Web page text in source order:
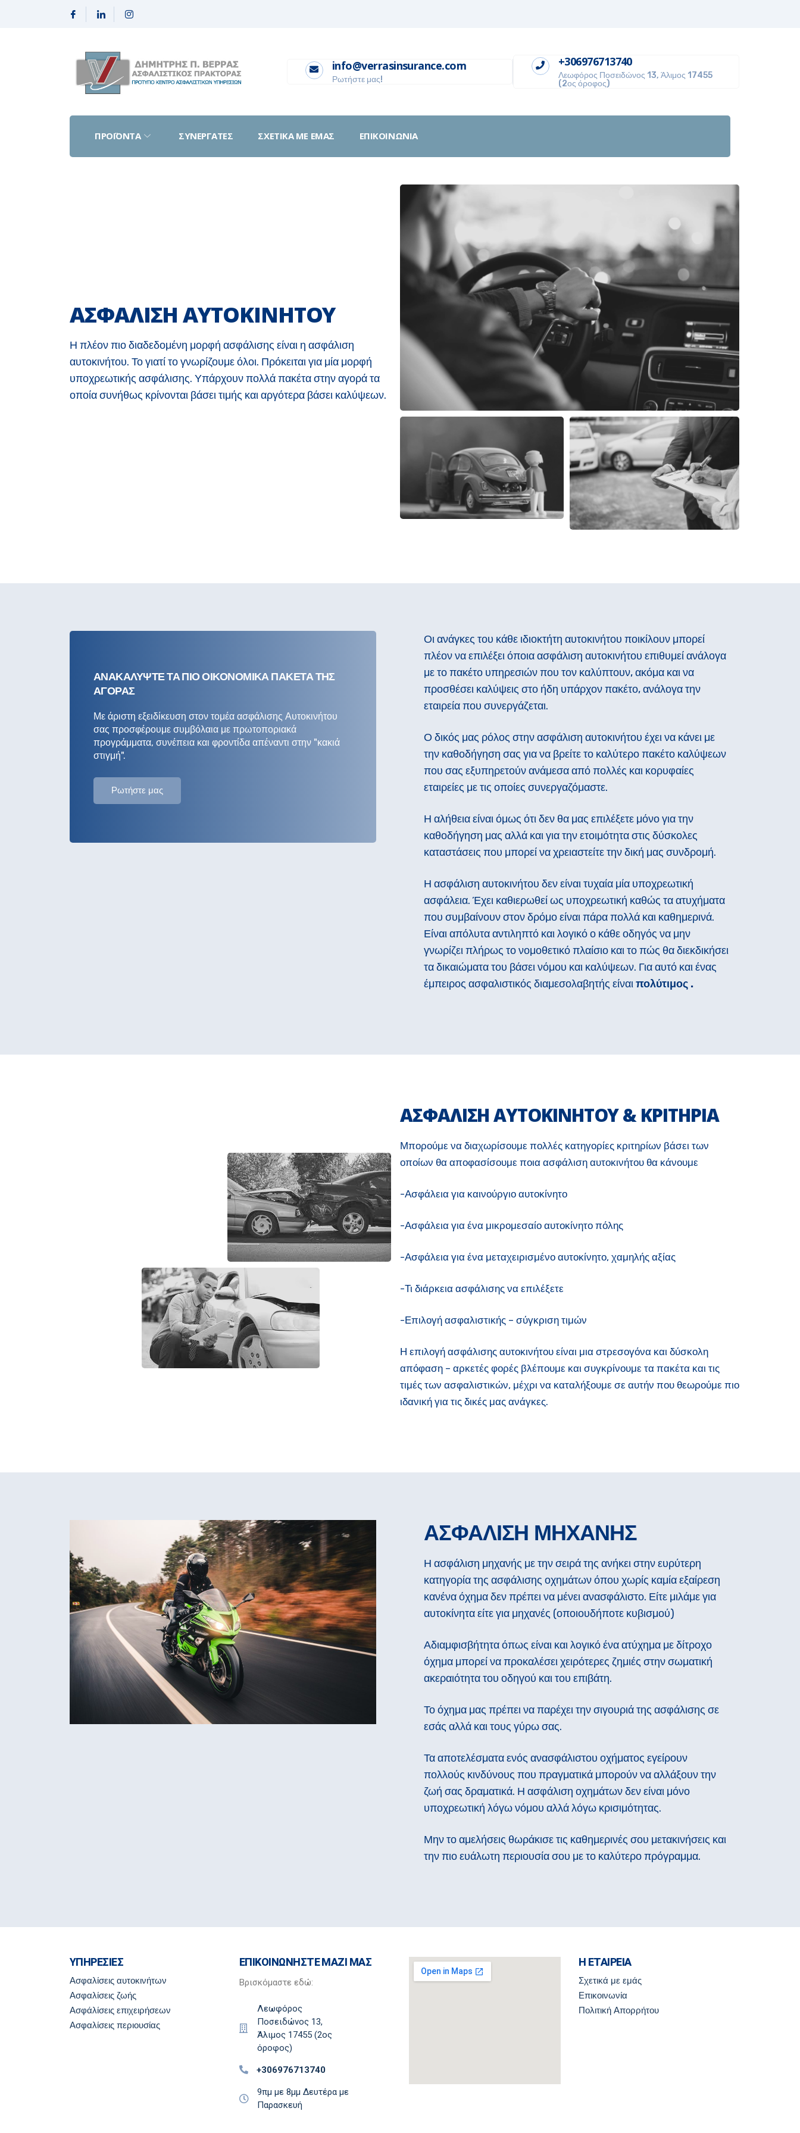
info@verrasinsurance.com
Ρωτήστε μας!
+306976713740
Λεωφόρος Ποσειδώνος 13, Άλιμος 17455
(2ος όροφος)
ΠΡΟΪΟΝΤΑ ΣΥΝΕΡΓΑΤΕΣ ΣΧΕΤΙΚΑ ΜΕ ΕΜΑΣ ΕΠΙΚΟΙΝΩΝΙΑ
ΑΣΦΑΛΙΣΗ ΑΥΤΟΚΙΝΗΤΟΥ
Η πλέον πιο διαδεδομένη μορφή ασφάλισης είναι η ασφάλιση
αυτοκινήτου. Το γιατί το γνωρίζουμε όλοι. Πρόκειται για μία μορφή
υποχρεωτικής ασφάλισης. Υπάρχουν πολλά πακέτα στην αγορά τα
οποία συνήθως κρίνονται βάσει τιμής και αργότερα βάσει καλύψεων.
ΑΝΑΚΑΛΥΨΤΕ ΤΑ ΠΙΟ ΟΙΚΟΝΟΜΙΚΑ ΠΑΚΕΤΑ ΤΗΣ
ΑΓΟΡΑΣ
Με άριστη εξειδίκευση στον τομέα ασφάλισης Αυτοκινήτου
σας προσφέρουμε συμβόλαια με πρωτοποριακά
προγράμματα, συνέπεια και φροντίδα απέναντι στην "κακιά
στιγμή".
Ρωτήστε μας
Οι ανάγκες του κάθε ιδιοκτήτη αυτοκινήτου ποικίλουν μπορεί
πλέον να επιλέξει όποια ασφάλιση αυτοκινήτου επιθυμεί ανάλογα
με το πακέτο υπηρεσιών που τον καλύπτουν, ακόμα και να
προσθέσει καλύψεις στο ήδη υπάρχον πακέτο, ανάλογα την
εταιρεία που συνεργάζεται.
Ο δικός μας ρόλος στην ασφάλιση αυτοκινήτου έχει να κάνει με
την καθοδήγηση σας για να βρείτε το καλύτερο πακέτο καλύψεων
που σας εξυπηρετούν ανάμεσα από πολλές και κορυφαίες
εταιρείες με τις οποίες συνεργαζόμαστε.
Η αλήθεια είναι όμως ότι δεν θα μας επιλέξετε μόνο για την
καθοδήγηση μας αλλά και για την ετοιμότητα στις δύσκολες
καταστάσεις που μπορεί να χρειαστείτε την δική μας συνδρομή.
Η ασφάλιση αυτοκινήτου δεν είναι τυχαία μία υποχρεωτική
ασφάλεια. Έχει καθιερωθεί ως υποχρεωτική καθώς τα ατυχήματα
που συμβαίνουν στον δρόμο είναι πάρα πολλά και καθημερινά.
Είναι απόλυτα αντιληπτό και λογικό ο κάθε οδηγός να μην
γνωρίζει πλήρως το νομοθετικό πλαίσιο και το πώς θα διεκδικήσει
τα δικαιώματα του βάσει νόμου και καλύψεων. Για αυτό και ένας
έμπειρος ασφαλιστικός διαμεσολαβητής είναιπολύτιμος .
ΑΣΦΑΛΙΣΗ ΑΥΤΟΚΙΝΗΤΟΥ & ΚΡΙΤΗΡΙΑ
Μπορούμε να διαχωρίσουμε πολλές κατηγορίες κριτηρίων βάσει των
οποίων θα αποφασίσουμε ποια ασφάλιση αυτοκινήτου θα κάνουμε
-Ασφάλεια για καινούργιο αυτοκίνητο
-Ασφάλεια για ένα μικρομεσαίο αυτοκίνητο πόλης
-Ασφάλεια για ένα μεταχειρισμένο αυτοκίνητο, χαμηλής αξίας
-Τι διάρκεια ασφάλισης να επιλέξετε
-Επιλογή ασφαλιστικής – σύγκριση τιμών
Η επιλογή ασφάλισης αυτοκινήτου είναι μια στρεσογόνα και δύσκολη
απόφαση – αρκετές φορές βλέπουμε και συγκρίνουμε τα πακέτα και τις
τιμές των ασφαλιστικών, μέχρι να καταλήξουμε σε αυτήν που θεωρούμε πιο
ιδανική για τις δικές μας ανάγκες.
ΑΣΦΑΛΙΣΗ ΜΗΧΑΝΗΣ
Η ασφάλιση μηχανής με την σειρά της ανήκει στην ευρύτερη
κατηγορία της ασφάλισης οχημάτων όπου χωρίς καμία εξαίρεση
κανένα όχημα δεν πρέπει να μένει ανασφάλιστο. Είτε μιλάμε για
αυτοκίνητα είτε για μηχανές (οποιουδήποτε κυβισμού)
Αδιαμφισβήτητα όπως είναι και λογικό ένα ατύχημα με δίτροχο
όχημα μπορεί να προκαλέσει χειρότερες ζημιές στην σωματική
ακεραιότητα του οδηγού και του επιβάτη.
Το όχημα μας πρέπει να παρέχει την σιγουριά της ασφάλισης σε
εσάς αλλά και τους γύρω σας.
Τα αποτελέσματα ενός ανασφάλιστου οχήματος εγείρουν
πολλούς κινδύνους που πραγματικά μπορούν να αλλάξουν την
ζωή σας δραματικά. Η ασφάλιση οχημάτων δεν είναι μόνο
υποχρεωτική λόγω νόμου αλλά λόγω κρισιμότητας.
Μην το αμελήσεις θωράκισε τις καθημερινές σου μετακινήσεις και
την πιο ευάλωτη περιουσία σου με το καλύτερο πρόγραμμα.
ΥΠΗΡΕΣΙΕΣ
Ασφαλίσεις αυτοκινήτων
Ασφαλίσεις ζωής
Ασφάλίσεις επιχειρήσεων
Ασφαλίσεις περιουσίας
ΕΠΙΚΟΙΝΩΝΗΣΤΕ ΜΑΖΙ ΜΑΣ
Βρισκόμαστε εδώ:
Λεωφόρος
Ποσειδώνος 13,
Άλιμος 17455 (2ος
όροφος)
+306976713740
9πμ με 8μμ Δευτέρα με
Παρασκευή
Η ΕΤΑΙΡΕΙΑ
Σχετικά με εμάς
Επικοινωνία
Πολιτική Απορρήτου